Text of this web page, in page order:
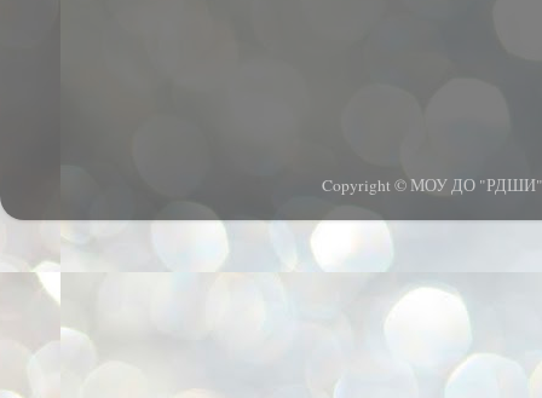
Copyright © МОУ ДО "РДШИ".